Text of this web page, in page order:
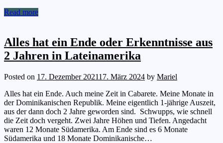
Read more
Alles hat ein Ende oder Erkenntnisse aus
2 Jahren in Lateinamerika
Posted on 17. Dezember 202117. März 2024 by Mariel
Alles hat ein Ende. Auch meine Zeit in Cabarete. Meine Monate in
der Dominikanischen Republik. Meine eigentlich 1-jährige Auszeit,
aus der dann doch 2 Jahre geworden sind. Schwupps, wie schnell
die Zeit doch vergeht. Zwei Jahre Höhen und Tiefen. Angedacht
waren 12 Monate Südamerika. Am Ende sind es 6 Monate
Südamerika und 18 Monate Dominikanische…